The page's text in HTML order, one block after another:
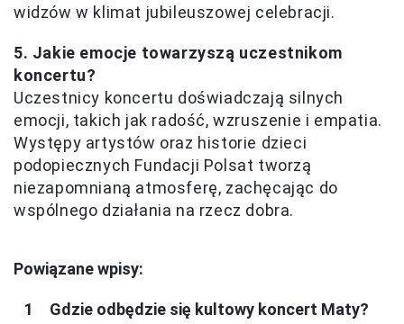
widzów w klimat jubileuszowej celebracji.
5. Jakie emocje towarzyszą uczestnikom
koncertu?
Uczestnicy koncertu doświadczają silnych
emocji, takich jak radość, wzruszenie i empatia.
Występy artystów oraz historie dzieci
podopiecznych Fundacji Polsat tworzą
niezapomnianą atmosferę, zachęcając do
wspólnego działania na rzecz dobra.
Powiązane wpisy:
Gdzie odbędzie się kultowy koncert Maty?